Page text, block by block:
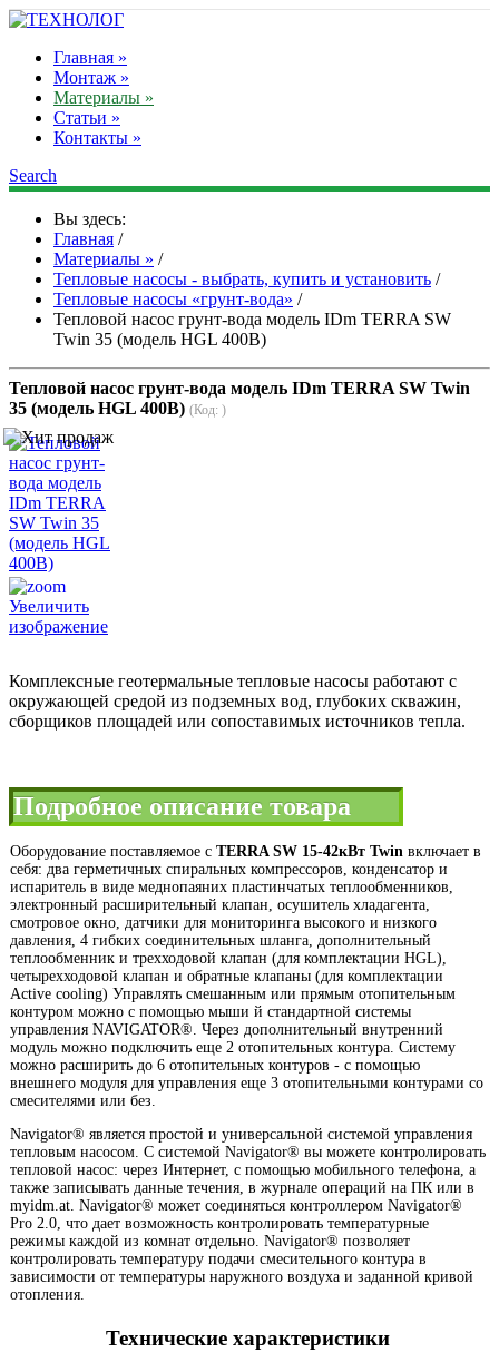
Главная »
Монтаж »
Материалы »
Статьи »
Контакты »
Search
Вы здесь:
Главная /
Материалы » /
Тепловые насосы - выбрать, купить и установить /
Тепловые насосы «грунт-вода» /
Тепловой насос грунт-вода модель IDm TERRA SW
Twin 35 (модель HGL 400В)
Тепловой насос грунт-вода модель IDm TERRA SW Twin
35 (модель HGL 400В) (Код: )
Увеличить
изображение
Комплексные геотермальные тепловые насосы работают с
окружающей средой из подземных вод, глубоких скважин,
сборщиков площадей или сопоставимых источников тепла.
Подробное описание товара
Оборудование поставляемое с TERRA SW 15-42кВт Twin включает в
себя: два герметичных спиральных компрессоров, конденсатор и
испаритель в виде меднопаяних пластинчатых теплообменников,
электронный расширительный клапан, осушитель хладагента,
смотровое окно, датчики для мониторинга высокого и низкого
давления, 4 гибких соединительных шланга, дополнительный
теплообменник и трехходовой клапан (для комплектации HGL),
четырехходовой клапан и обратные клапаны (для комплектации
Active cooling) Управлять смешанным или прямым отопительным
контуром можно с помощью мыши й стандартной системы
управления NAVIGATOR®. Через дополнительный внутренний
модуль можно подключить еще 2 отопительных контура. Систему
можно расширить до 6 отопительных контуров - с помощью
внешнего модуля для управления еще 3 отопительными контурами со
смесителями или без.
Navigator® является простой и универсальной системой управления
тепловым насосом. С системой Navigator® вы можете контролировать
тепловой насос: через Интернет, с помощью мобильного телефона, а
также записывать данные течения, в журнале операций на ПК или в
myidm.at. Navigator® может соединяться контроллером Navigator®
Pro 2.0, что дает возможность контролировать температурные
режимы каждой из комнат отдельно. Navigator® позволяет
контролировать температуру подачи смесительного контура в
зависимости от температуры наружного воздуха и заданной кривой
отопления.
Технические характеристики